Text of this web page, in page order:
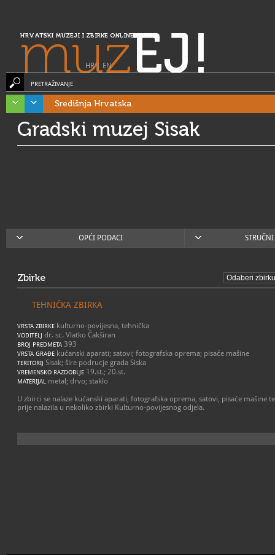
HRVATSKI MUZEJI I ZBIRKE ONLINE
muzEJ!
HR| EN
PRETRAŽIVANJE
Središnja Hrvatska
Gradski muzej Sisak
OPĆI PODACI
Zbirke
TEHNIČKA ZBIRKA
VRSTA ZBIRKE kulturno-povijesna, tehnička
VODITELJ dr. sc. Vlatko Čakširan
BROJ PREDMETA 393
VRSTA GRAĐE kućanski aparati; satovi; fotografska oprema; pisaće mašine
TERITORIJ Sisak; šire podrucje grada Siska
VREMENSKO RAZDOBLJE 19.st.; 20.st.
MATERIJAL metal; drvo; staklo
U zbirci se nalaze kućanski aparati, fotografska oprema, satovi, pisaće mašine
prije nalazila u nekoliko zbirki Kulturno-povijesnog odjela.